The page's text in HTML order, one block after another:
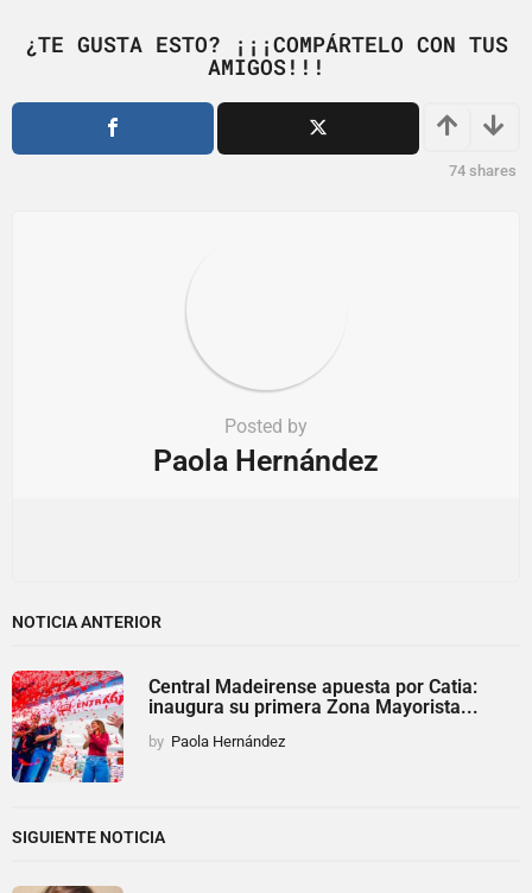
i
o
¿TE GUSTA ESTO? ¡¡¡COMPÁRTELO CON TUS
AMIGOS!!!
74 shares
Posted by
Paola Hernández
NOTICIA ANTERIOR
Central Madeirense apuesta por Catia:
inaugura su primera Zona Mayorista...
by Paola Hernández
SIGUIENTE NOTICIA